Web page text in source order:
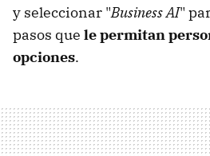
y seleccionar "Business AI"
pasos que le permitan
opciones.